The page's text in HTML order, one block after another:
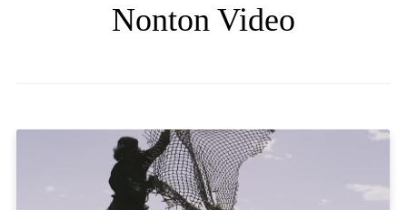
Nonton Video